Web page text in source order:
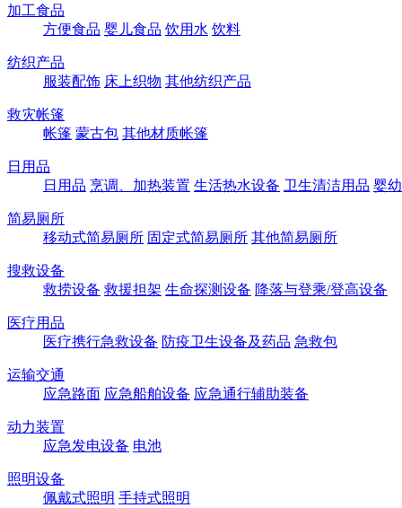
加工食品
方便食品 婴儿食品 饮用水 饮料
纺织产品
服装配饰 床上织物 其他纺织产品
救灾帐篷
帐篷 蒙古包 其他材质帐篷
日用品
日用品 烹调、加热装置 生活热水设备 卫生清洁用品 婴
简易厕所
移动式简易厕所 固定式简易厕所 其他简易厕所
搜救设备
救捞设备 救援担架 生命探测设备 降落与登乘/登高设备
医疗用品
医疗携行急救设备 防疫卫生设备及药品 急救包
运输交通
应急路面 应急船舶设备 应急通行辅助装备
动力装置
应急发电设备 电池
照明设备
佩戴式照明 手持式照明